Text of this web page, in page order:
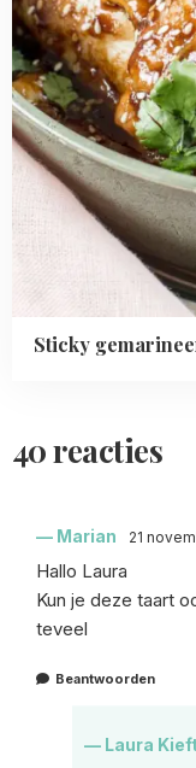
Sticky
40 reacties
Marian 21
Hallo Laura
Kun je deze taart
teveel
Beantwoorden
Laura